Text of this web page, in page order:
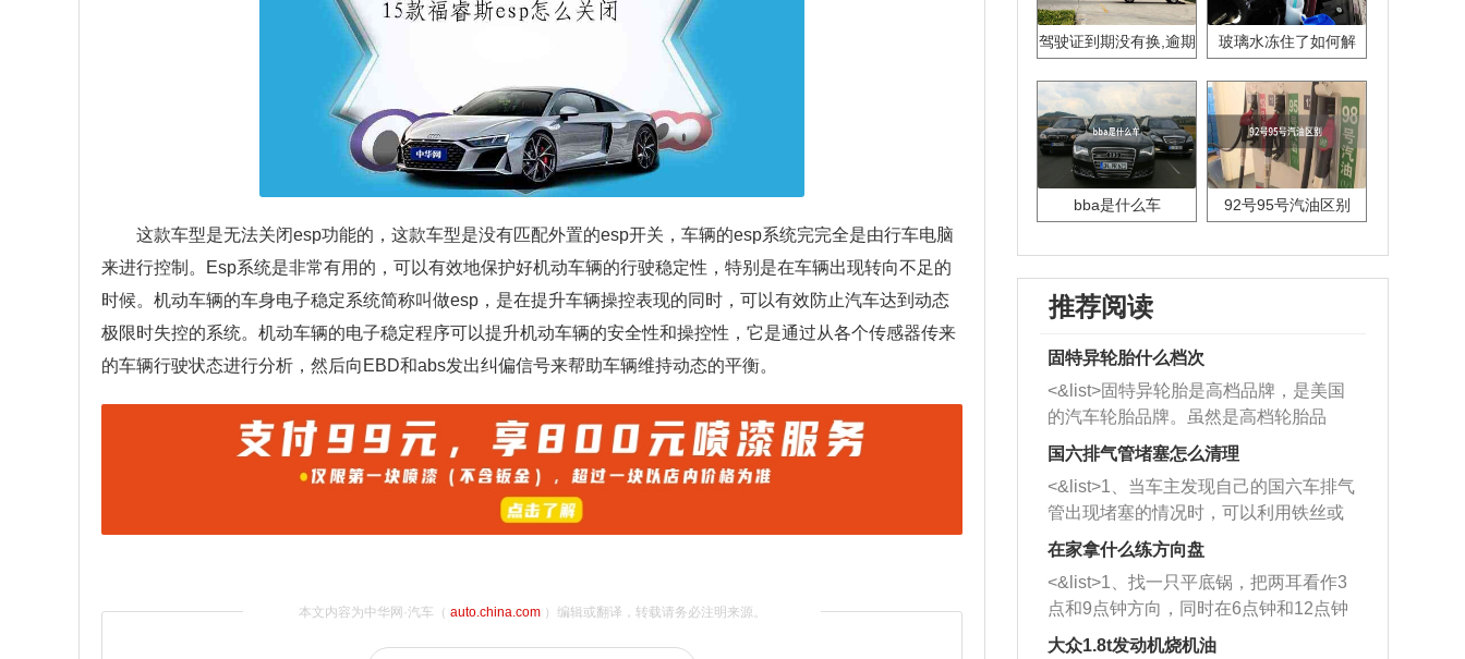
这款车型是无法关闭esp功能的，这款车型是没有匹配外置的esp开关，车辆的esp系统完完全是由行车电脑
来进行控制。Esp系统是非常有用的，可以有效地保护好机动车辆的行驶稳定性，特别是在车辆出现转向不足的
时候。机动车辆的车身电子稳定系统简称叫做esp，是在提升车辆操控表现的同时，可以有效防止汽车达到动态
极限时失控的系统。机动车辆的电子稳定程序可以提升机动车辆的安全性和操控性，它是通过从各个传感器传来
的车辆行驶状态进行分析，然后向EBD和abs发出纠偏信号来帮助车辆维持动态的平衡。
本文内容为中华网·汽车（ auto.china.com）编辑或翻译，转载请务必注明来源。
驾驶证到期没有换,逾期
玻璃水冻住了如何解
bba是什么车 92号95号汽油区别
推荐阅读
固特异轮胎什么档次
<&list>固特异轮胎是高档品牌，是美国
的汽车轮胎品牌。虽然是高档轮胎品
牌，但是中高低端的轮胎都有生产，这
也是为了更好的开拓市场。
国六排气管堵塞怎么清理
<&list>1、当车主发现自己的国六车排气
管出现堵塞的情况时，可以利用铁丝或
者是细棍，直接将杂物给取出来，如果
堵塞情况比较严重，也可以采取应急措
施。 <&list>2、直接利用木棍将所有的
杂物推到排气管里面的位置处，然后将
三元催化器拆解开，就可以将堵塞的东
在家拿什么练方向盘
<&list>1、找一只平底锅，把两耳看作3
点和9点钟方向，同时在6点钟和12点钟
方向做一个标记。 <&list>2、双手握住
大众1.8t发动机烧机油